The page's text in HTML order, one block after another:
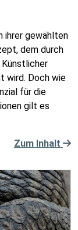
ihrer gewählten
dem durch
wird. Doch wie
für die
gilt es
Zum Inhalt